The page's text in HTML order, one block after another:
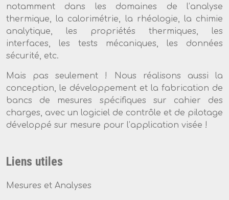
notamment dans les domaines de l’analyse
thermique, la calorimétrie, la rhéologie, la chimie
analytique, les propriétés thermiques, les
interfaces, les tests mécaniques, les données
sécurité, etc.
Mais pas seulement ! Nous réalisons aussi la
conception, le développement et la fabrication de
bancs de mesures spécifiques sur cahier des
charges, avec un logiciel de contrôle et de pilotage
développé sur mesure pour l’application visée !
Liens utiles
Mesures et Analyses